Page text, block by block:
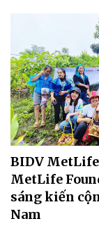
BIDV
MetLife
sáng kiến
Nam